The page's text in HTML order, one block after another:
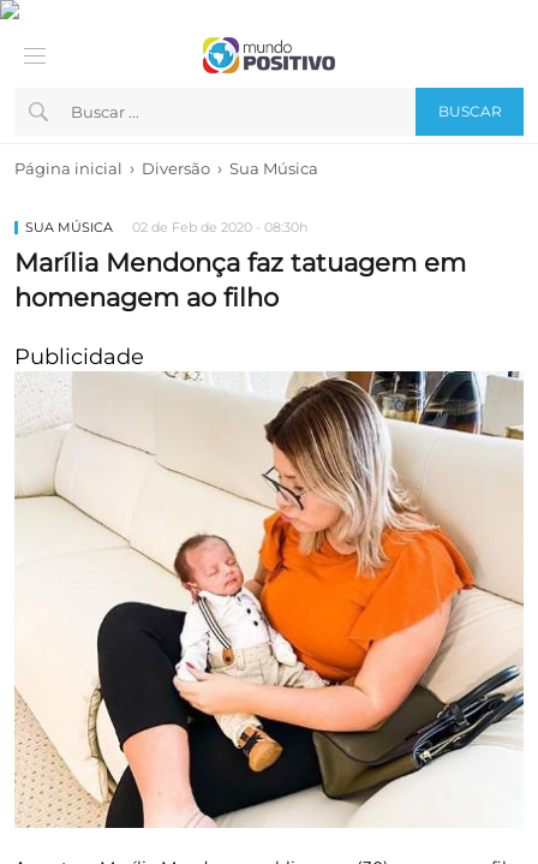
BUSCAR
Página inicial › Diversão › Sua Música
SUA MÚSICA 02 de Feb de 2020 - 08:30h
Marília Mendonça faz tatuagem em
homenagem ao filho
Publicidade